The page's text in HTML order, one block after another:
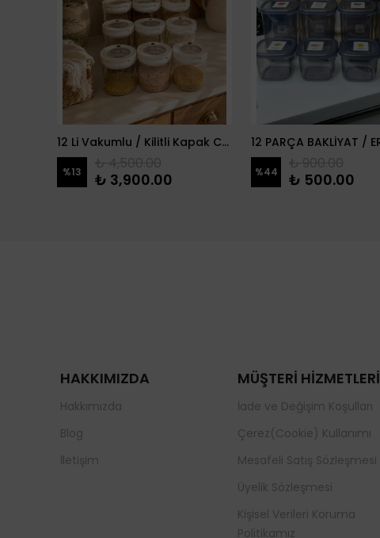
12 Li Vakumlu / Kilitli Kapak Cam Erzak Kabı / Kavanoz
%13 ₺ 3,900.00 %44 ₺ 500.00
HAKKIMIZDA
Hakkımızda
Blog
İletişim
MÜŞTERİ HİZMETLERİ
İade ve Değişim Koşulları
Çerez(Cookie) Kullanımı
Mesafeli Satış Sözleşmesi
Üyelik Sözleşmesi
Kişisel Verileri Koruma
Politikamız